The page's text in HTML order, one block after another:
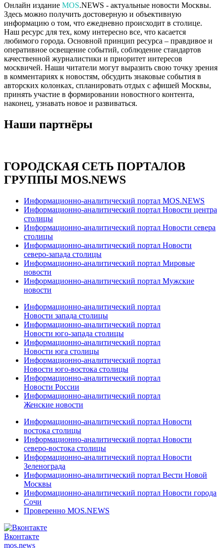
Онлайн издание MOS.NEWS - актуальные новости Москвы.
Здесь можно получить достоверную и объективную
информацию о том, что ежедневно происходит в столице.
Наш ресурс для тех, кому интересно все, что касается
любимого города. Основной принцип ресурса – правдивое и
оперативное освещение событий, соблюдение стандартов
качественной журналистики и приоритет интересов
москвичей. Наши читатели могут выразить свою точку зрения
в комментариях к новостям, обсудить знаковые события в
авторских колонках, спланировать отдых с афишей Москвы,
принять участие в формировании новостного контента,
наконец, узнавать новое и развиваться.
Наши партнёры
ГОРОДСКАЯ СЕТЬ ПОРТАЛОВ
ГРУППЫ MOS.NEWS
Информационно-аналитический портал MOS.NEWS
Информационно-аналитический портал Новости центра
столицы
Информационно-аналитический портал Новости севера
столицы
Информационно-аналитический портал Новости
северо-запада столицы
Информационно-аналитический портал Мировые
новости
Информационно-аналитический портал Мужские
новости
Информационно-аналитический портал
Новости запада столицы
Информационно-аналитический портал
Новости юго-запада столицы
Информационно-аналитический портал
Новости юга столицы
Информационно-аналитический портал
Новости юго-востока столицы
Информационно-аналитический портал
Новости России
Информационно-аналитический портал
Женские новости
Информационно-аналитический портал Новости
востока столицы
Информационно-аналитический портал Новости
северо-востока столицы
Информационно-аналитический портал Новости
Зеленограда
Информационно-аналитический портал Вести Новой
Москвы
Информационно-аналитический портал Новости города
Сочи
Проверенно MOS.NEWS
Вконтакте
mos.news